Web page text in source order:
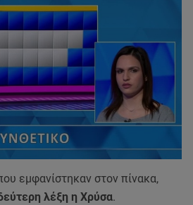
εμφανίστηκαν στον πίνακα,
λέξη η Χρύσα.